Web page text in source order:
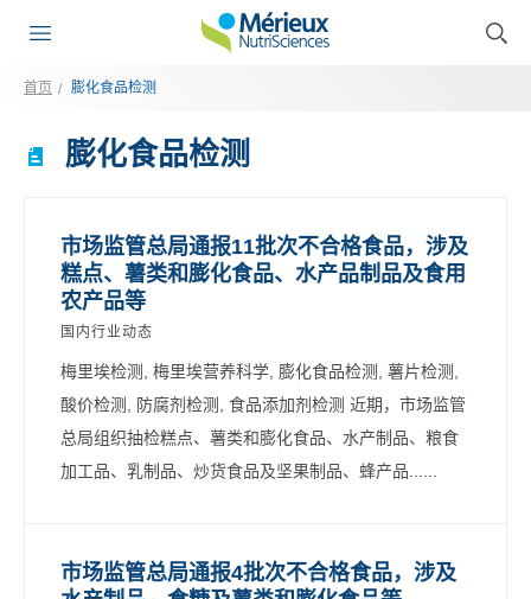
首页 膨化食品检测
膨化食品检测
市场监管总局通报11批次不合格食品，涉及
糕点、薯类和膨化食品、水产品制品及食用
农产品等
国内行业动态
梅里埃检测, 梅里埃营养科学, 膨化食品检测, 薯片检测,
酸价检测, 防腐剂检测, 食品添加剂检测 近期，市场监管
总局组织抽检糕点、薯类和膨化食品、水产制品、粮食
加工品、乳制品、炒货食品及坚果制品、蜂产品......
市场监管总局通报4批次不合格食品，涉及